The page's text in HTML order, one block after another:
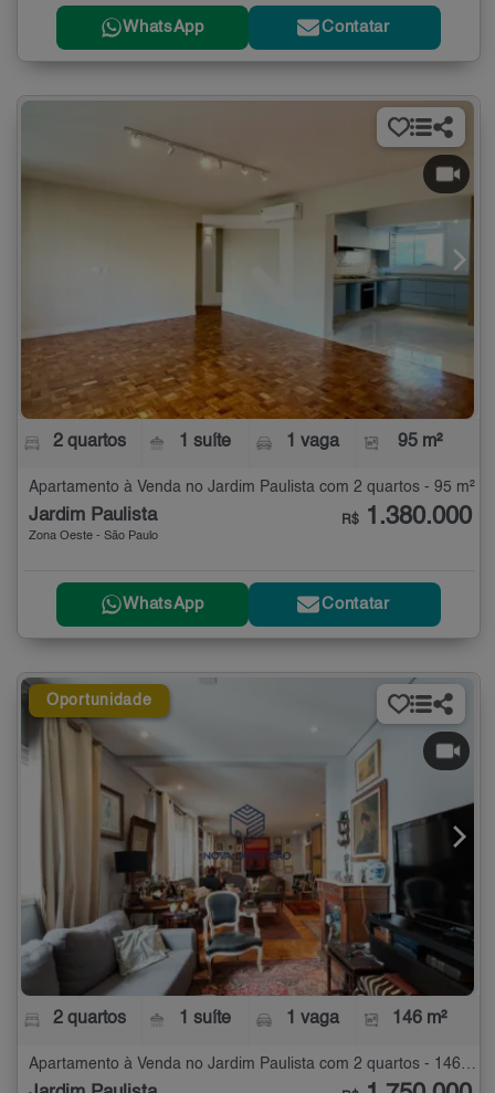
WhatsApp Contatar
2 quartos 1 suíte 1 vaga 95 m²
Apartamento à Venda no Jardim Paulista com 2 quartos - 95 m²
Jardim Paulista
Zona Oeste - São Paulo
R$ 1.380.000
WhatsApp Contatar
Oportunidade
2 quartos 1 suíte 1 vaga 146 m²